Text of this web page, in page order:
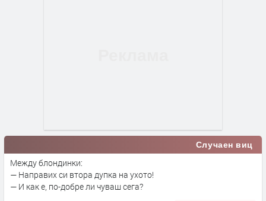
Случаен виц
Между блондинки:
— Направих си втора дупка на ухото!
— И как е, по-добре ли чуваш сега?